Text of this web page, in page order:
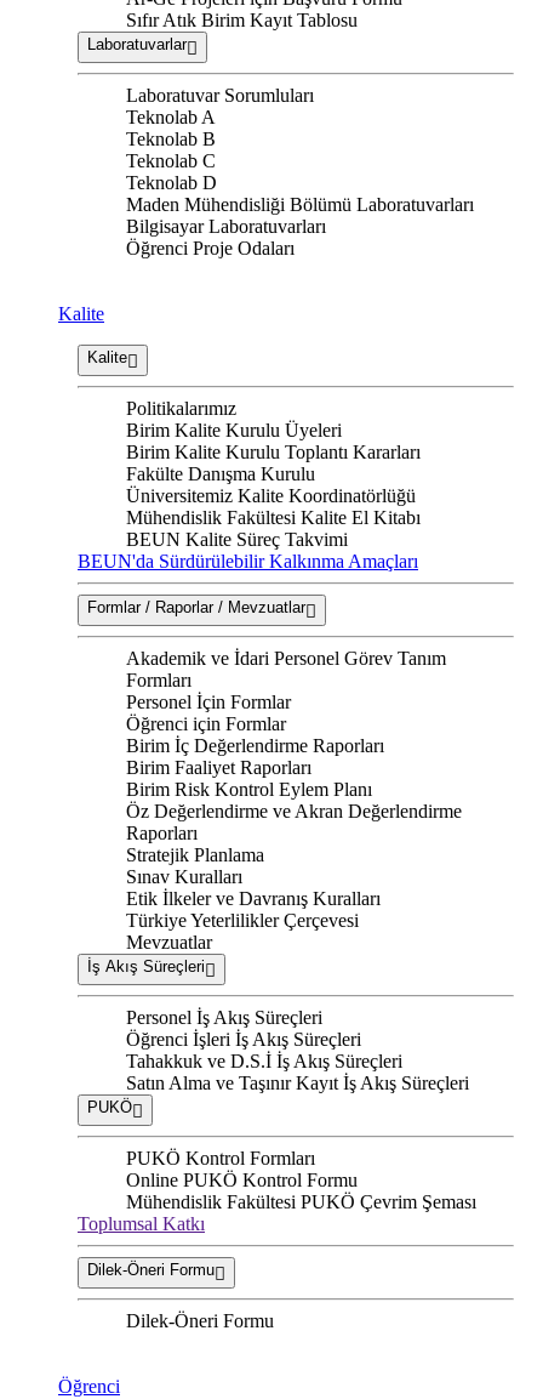
Sıfır Atık Birim Kayıt Tablosu
Laboratuvarlar
Laboratuvar Sorumluları
Teknolab A
Teknolab B
Teknolab C
Teknolab D
Maden Mühendisliği Bölümü Laboratuvarları
Bilgisayar Laboratuvarları
Öğrenci Proje Odaları
Kalite
Kalite
Politikalarımız
Birim Kalite Kurulu Üyeleri
Birim Kalite Kurulu Toplantı Kararları
Fakülte Danışma Kurulu
Üniversitemiz Kalite Koordinatörlüğü
Mühendislik Fakültesi Kalite El Kitabı
BEUN Kalite Süreç Takvimi
BEUN'da Sürdürülebilir Kalkınma Amaçları
Formlar / Raporlar / Mevzuatlar
Akademik ve İdari Personel Görev Tanım
Formları
Personel İçin Formlar
Öğrenci için Formlar
Birim İç Değerlendirme Raporları
Birim Faaliyet Raporları
Birim Risk Kontrol Eylem Planı
Öz Değerlendirme ve Akran Değerlendirme
Raporları
Stratejik Planlama
Sınav Kuralları
Etik İlkeler ve Davranış Kuralları
Türkiye Yeterlilikler Çerçevesi
Mevzuatlar
İş Akış Süreçleri
Personel İş Akış Süreçleri
Öğrenci İşleri İş Akış Süreçleri
Tahakkuk ve D.S.İ İş Akış Süreçleri
Satın Alma ve Taşınır Kayıt İş Akış Süreçleri
PUKÖ
PUKÖ Kontrol Formları
Online PUKÖ Kontrol Formu
Mühendislik Fakültesi PUKÖ Çevrim Şeması
Toplumsal Katkı
Dilek-Öneri Formu
Dilek-Öneri Formu
Öğrenci